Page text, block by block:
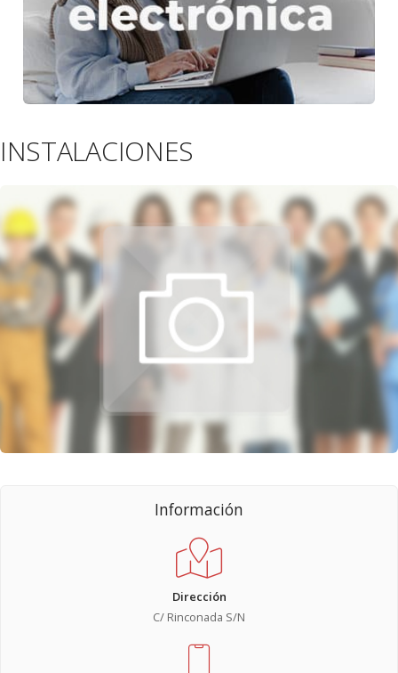
INSTALACIONES
Información
Dirección
C/ Rinconada S/N